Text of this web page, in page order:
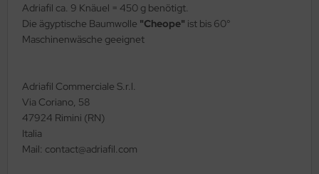
Adriafil ca. 9 Knäuel = 450 g benötigt.
Die ägyptische Baumwolle "Cheope" ist bis 60°
Maschinenwäsche geeignet
Adriafil Commerciale S.r.l.
Via Coriano, 58
47924 Rimini (RN)
Italia
Mail: contact@adriafil.com